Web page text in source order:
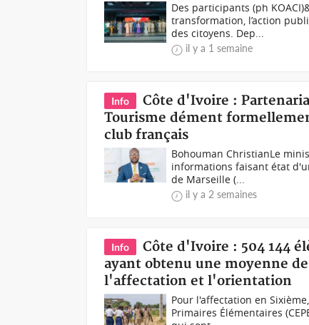
Des participants (ph
transformation, l’action
des citoyens. Dep...
il y a 1 semaine
Info
Côte d'Ivoire :
Tourisme dément
club français
Bohouman ChristianLe
informations faisant état
de Marseille (...
il y a 2 semaines
Info
Côte d'Ivoire : 504 144
ayant obtenu une moyenne
l'affectation et l'orientation
Pour l'affectation en
Primaires Élémentaires